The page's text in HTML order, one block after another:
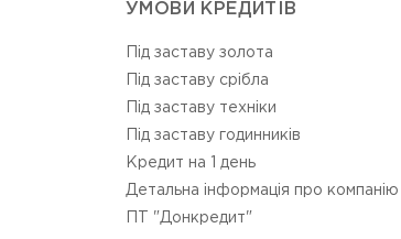
УМОВИ КРЕДИТІВ
Під заставу золота
Під заставу срібла
Під заставу техніки
Під заставу годинників
Кредит на 1 день
Детальна інформація про компанію
ПТ "Донкредит"